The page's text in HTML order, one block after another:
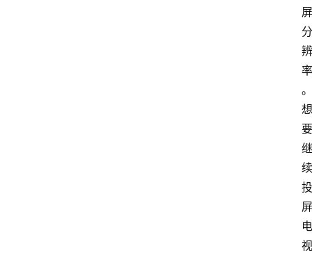
屏
分
辨
率
。
想
要
继
续
投
屏
电
视